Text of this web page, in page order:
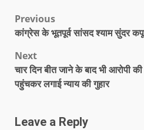
Previous
कांग्रेस के भूतपूर्व सांसद श्याम सुंदर
Next
चार दिन बीत जाने के बाद भी आरोपी की
पहुंचकर लगाई न्याय की गुहार
Leave a Reply